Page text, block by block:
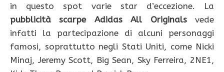
in questo spot varie star d’eccezione. La
pubblicità scarpe Adidas All Originals vede
infatti la partecipazione di alcuni personaggi
famosi, soprattutto negli Stati Uniti, come Nicki
Minaj, Jeremy Scott, Big Sean, Sky Ferreira, 2NE1,